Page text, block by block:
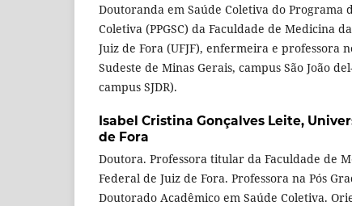
Doutoranda em Saúde Coletiva do Programa
Coletiva (PPGSC) da Faculdade de Medicina
Juiz de Fora (UFJF), enfermeira e professora
Sudeste de Minas Gerais, campus São João
campus SJDR).
Isabel Cristina Gonçalves Leite,
de Fora
Doutora. Professora titular da Faculdade de
Federal de Juiz de Fora. Professora na Pós
Doutorado Acadêmico em Saúde Coletiva.